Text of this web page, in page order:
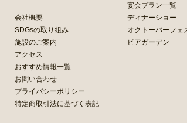
会社概要
SDGsの取り組み
施設のご案内
アクセス
おすすめ情報一覧
お問い合わせ
プライバシーポリシー
特定商取引法に基づく表記
宴会プラン一覧
ディナーショー
オクトーバーフェ
ビアガーデン